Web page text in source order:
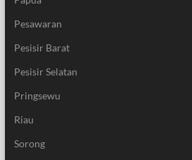
Pesawaran
Pesisir Barat
Pesisir Selatan
Pringsewu
Riau
Sorong